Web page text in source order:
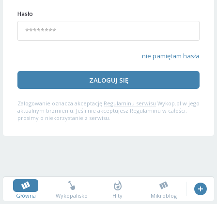
Hasło
nie pamiętam hasła
ZALOGUJ SIĘ
Zalogowanie oznacza akceptację Regulaminu serwisu Wykop.pl w jego
aktualnym brzmieniu. Jeśli nie akceptujesz Regulaminu w całości,
prosimy o niekorzystanie z serwisu.
Główna Wykopalisko Hity Mikroblog